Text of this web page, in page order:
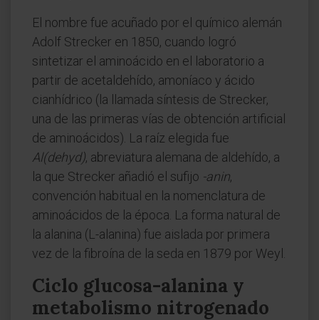
El nombre fue acuñado por el químico alemán
Adolf Strecker en 1850, cuando logró
sintetizar el aminoácido en el laboratorio a
partir de acetaldehído, amoníaco y ácido
cianhídrico (la llamada síntesis de Strecker,
una de las primeras vías de obtención artificial
de aminoácidos). La raíz elegida fue
Al(dehyd), abreviatura alemana de aldehído, a
la que Strecker añadió el sufijo -anin,
convención habitual en la nomenclatura de
aminoácidos de la época. La forma natural de
la alanina (L-alanina) fue aislada por primera
vez de la fibroína de la seda en 1879 por Weyl.
Ciclo glucosa-alanina y
metabolismo nitrogenado